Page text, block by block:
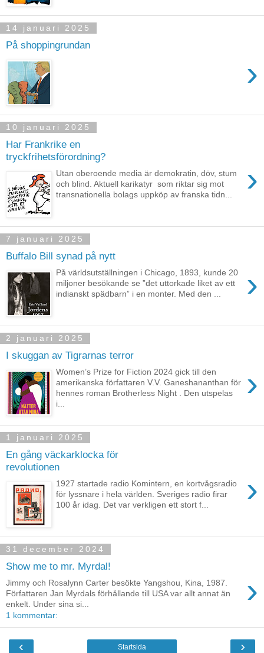
14 januari 2025
På shoppingrundan
›
10 januari 2025
Har Frankrike en
tryckfrihetsförordning?
›
Utan oberoende media är demokratin, döv, stum
och blind. Aktuell karikatyr som riktar sig mot
transnationella bolags uppköp av franska tidn...
7 januari 2025
Buffalo Bill synad på nytt
›
På världsutställningen i Chicago, 1893, kunde 20
miljoner besökande se ”det uttorkade liket av ett
indianskt spädbarn” i en monter. Med den ...
2 januari 2025
I skuggan av Tigrarnas terror
›
Women’s Prize for Fiction 2024 gick till den
amerikanska författaren V.V. Ganeshananthan för
hennes roman Brotherless Night . Den utspelas
i...
1 januari 2025
En gång väckarklocka för
revolutionen
›
1927 startade radio Komintern, en kortvågsradio
för lyssnare i hela världen. Sveriges radio firar
100 år idag. Det var verkligen ett stort f...
31 december 2024
Show me to mr. Myrdal!
›
Jimmy och Rosalynn Carter besökte Yangshou, Kina, 1987.
Författaren Jan Myrdals förhållande till USA var allt annat än
enkelt. Under sina si...
1 kommentar:
‹ ›
Startsida